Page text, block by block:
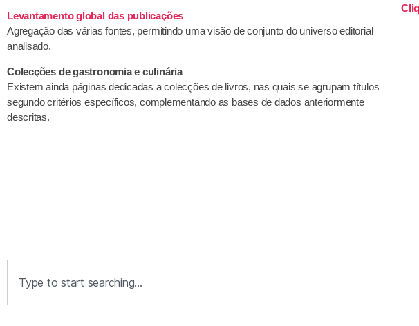
Levantamento global das publicações
Agregação das várias fontes, permitindo uma visão de conjunto do universo editorial
analisado.
Colecções de gastronomia e culinária
Existem ainda páginas dedicadas a colecções de livros, nas quais se agrupam títulos
segundo critérios específicos, complementando as bases de dados anteriormente
descritas.